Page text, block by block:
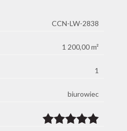
CCN-LW-2838
1 200,00 m²
1
biurowiec